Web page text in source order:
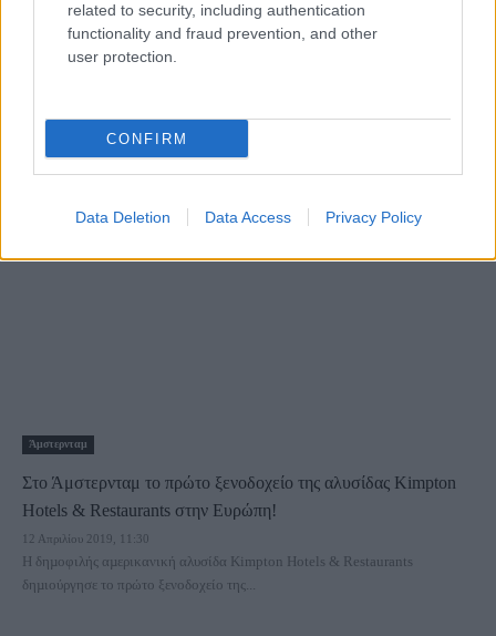
related to security, including authentication
functionality and fraud prevention, and other
user protection.
CONFIRM
Data Deletion Data Access Privacy Policy
Άμστερνταμ: Ακριβότερη πλέον και η διαμονή!
ακριβότερη θα...
Άμστερνταμ
Στο Άμστερνταμ το πρώτο ξενοδοχείο της αλυσίδας Kimpton
Hotels & Restaurants στην Ευρώπη!
12 Απριλίου 2019, 11:30
Η δηµοφιλής αµερικανική αλυσίδα Kimpton Hotels & Restaurants
δηµιούργησε το πρώτο ξενοδοχείο της...